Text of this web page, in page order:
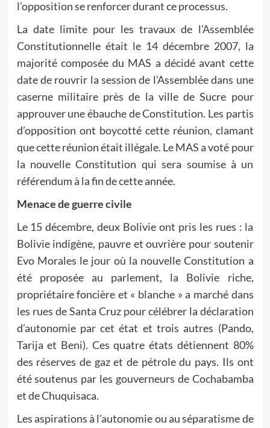
l’opposition se renforcer durant ce processus.
La date limite pour les travaux de l’Assemblée
Constitutionnelle était le 14 décembre 2007, la
majorité composée du MAS a décidé avant cette
date de rouvrir la session de l’Assemblée dans une
caserne militaire près de la ville de Sucre pour
approuver une ébauche de Constitution. Les partis
d’opposition ont boycotté cette réunion, clamant
que cette réunion était illégale. Le MAS a voté pour
la nouvelle Constitution qui sera soumise à un
référendum à la fin de cette année.
Menace de guerre civile
Le 15 décembre, deux Bolivie ont pris les rues : la
Bolivie indigène, pauvre et ouvrière pour soutenir
Evo Morales le jour où la nouvelle Constitution a
été proposée au parlement, la Bolivie riche,
propriétaire foncière et « blanche » a marché dans
les rues de Santa Cruz pour célébrer la déclaration
d’autonomie par cet état et trois autres (Pando,
Tarija et Beni). Ces quatre états détiennent 80%
des réserves de gaz et de pétrole du pays. Ils ont
été soutenus par les gouverneurs de Cochabamba
et de Chuquisaca.
Les aspirations à l’autonomie ou au séparatisme de